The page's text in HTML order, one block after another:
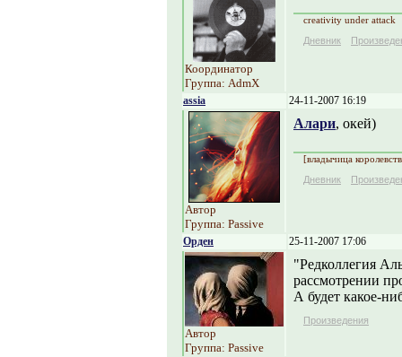
Координатор
Группа: AdmX
creativity under attack
Дневник
assia 24-11-2007 16:19
Автор
Группа: Passive
Алари, окей)
[владычица
Дневник
Орден 25-11-2007 17:06
Автор
Группа: Passive
"Редколлегия
рассмотрении
А будет какое-
Произведения